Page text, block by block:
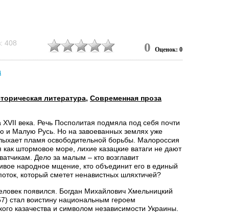
408 0 Оценок: 0
литература, Современная проза
века. Речь Посполитая подмяла под себя почти
и Малую Русь. Но на завоеванных землях уже
пламя освободительной борьбы. Малороссия
как штормовое море, лихие казацкие ватаги не дают
Дело за малым – кто возглавит
народное мщение, кто объединит его в единый
который сметет ненавистных шляхтичей?
появился. Богдан Михайлович Хмельницкий
стал воистину национальным героем
казачества и символом независимости Украины.